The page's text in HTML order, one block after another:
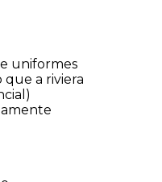
uniformes
que a riviera